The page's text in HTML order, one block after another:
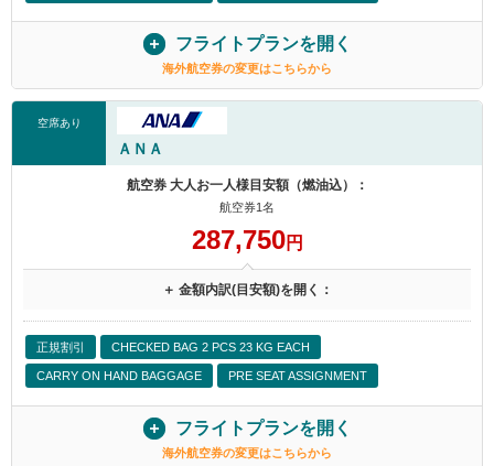
フライトプランを開く
海外航空券の変更はこちらから
空席あり
ＡＮＡ
航空券 大人お一人様目安額（燃油込）：
航空券1名
287,750円
＋ 金額内訳(目安額)を開く：
正規割引 CHECKED BAG 2 PCS 23 KG EACH
CARRY ON HAND BAGGAGE PRE SEAT ASSIGNMENT
フライトプランを開く
海外航空券の変更はこちらから